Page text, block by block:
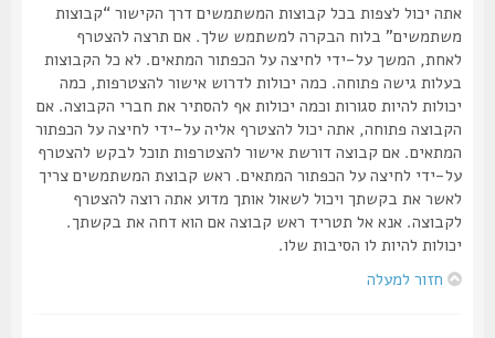
אתה יכול לצפות בכל קבוצות המשתמשים דרך הקישור “קבוצות
משתמשים” בלוח הבקרה למשתמש שלך. אם תרצה להצטרף
לאחת, המשך על-ידי לחיצה על הכפתור המתאים. לא כל הקבוצות
בעלות גישה פתוחה. כמה יכולות לדרוש אישור להצטרפות, כמה
יכולות להיות סגורות וכמה יכולות אף להסתיר את חברי הקבוצה. אם
הקבוצה פתוחה, אתה יכול להצטרף אליה על-ידי לחיצה על הכפתור
המתאים. אם קבוצה דורשת אישור להצטרפות תוכל לבקש להצטרף
על-ידי לחיצה על הכפתור המתאים. ראש קבוצת המשתמשים צריך
לאשר את בקשתך ויכול לשאול אותך מדוע אתה רוצה להצטרף
לקבוצה. אנא אל תטריד ראש קבוצה אם הוא דחה את בקשתך.
יכולות להיות לו הסיבות שלו.
חזור למעלה